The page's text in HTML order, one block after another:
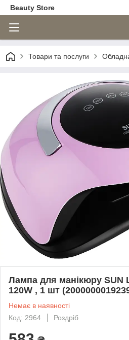
Beauty Store
Товари та послуги
Лампа для манікюру SUN
120W , 1 шт
Немає в наявності
Код: 2964
Роздріб